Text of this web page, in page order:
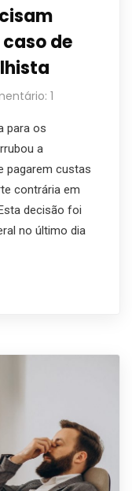
de
1
para os
a
pagarem custas
contrária em
decisão foi
no último dia